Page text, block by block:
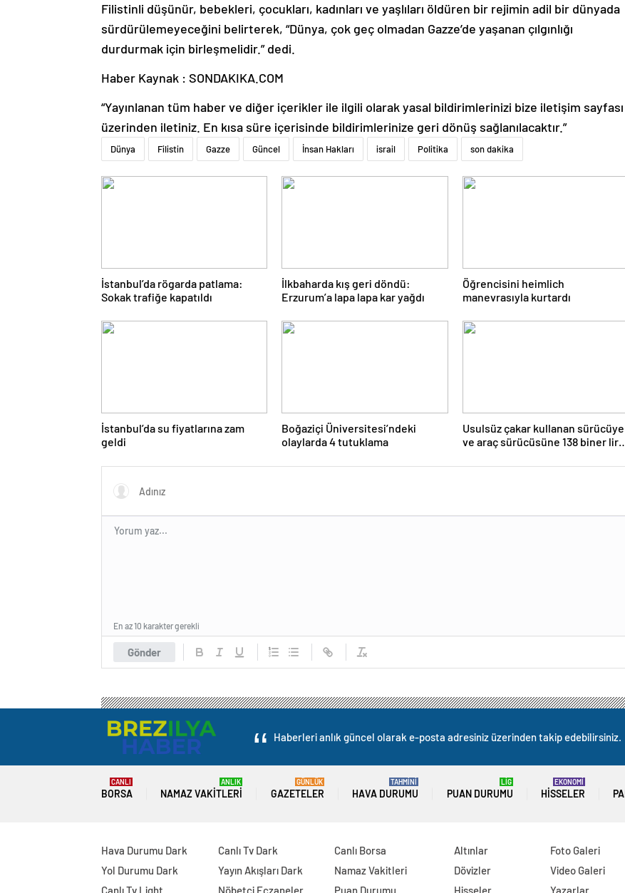
Filistinli düşünür, bebekleri, çocukları, kadınları ve yaşlıları öldüren bir rejimin adil bir dünyada
sürdürülemeyeceğini belirterek, “Dünya, çok geç olmadan Gazze’de yaşanan çılgınlığı
durdurmak için birleşmelidir.” dedi.
Haber Kaynak : SONDAKIKA.COM
“Yayınlanan tüm haber ve diğer içerikler ile ilgili olarak yasal bildirimlerinizi bize iletişim sayfası
üzerinden iletiniz. En kısa süre içerisinde bildirimlerinize geri dönüş sağlanılacaktır.”
Dünya Filistin Gazze Güncel İnsan Hakları israil Politika son dakika
İstanbul’da rögarda patlama:
Sokak trafiğe kapatıldı
İlkbaharda kış geri döndü:
Erzurum’a lapa lapa kar yağdı
Öğrencisini heimlich
manevrasıyla kurtardı
İstanbul’da su fiyatlarına zam
geldi
Boğaziçi Üniversitesi’ndeki
olaylarda 4 tutuklama
Usulsüz çakar kullanan sürücüye
ve araç sürücüsüne 138 biner lira
Gönder
En az 10 karakter gerekli
Haberleri anlık güncel olarak e-posta adresiniz üzerinden takip edebilirsiniz.
BORSA
CANLI
NAMAZ VAKITLERI
ANLIK
GAZETELER
GÜNLÜK
HAVA DURUMU
TAHMİNİ
PUAN DURUMU
LİG
HISSELER
EKONOMİ
Hava Durumu Dark
Yol Durumu Dark
Canlı Tv Light
Canlı Tv Dark
Yayın Akışları Dark
Nöbetçi Eczaneler
Canlı Borsa
Namaz Vakitleri
Puan Durumu
Altınlar
Dövizler
Hisseler
Foto Galeri
Video Galeri
Yazarlar